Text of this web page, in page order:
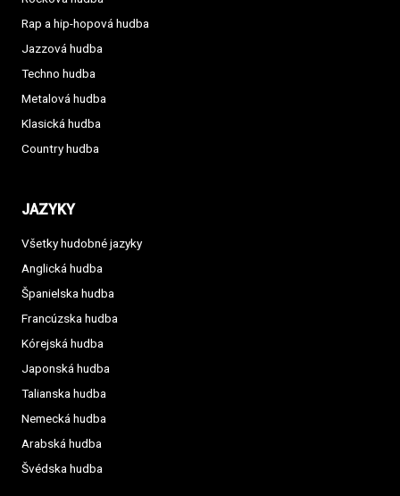
Rap a hip-hopová hudba
Jazzová hudba
Techno hudba
Metalová hudba
Klasická hudba
Country hudba
JAZYKY
Všetky hudobné jazyky
Anglická hudba
Španielska hudba
Francúzska hudba
Kórejská hudba
Japonská hudba
Talianska hudba
Nemecká hudba
Arabská hudba
Švédska hudba